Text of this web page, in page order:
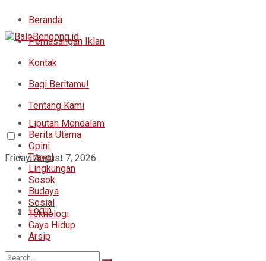
Beranda
Pemasangan Iklan
Kontak
Bagi Beritamu!
Tentang Kami
Friday, August 7, 2026
Login
Liputan Mendalam
Berita Utama
Opini
Travel
Lingkungan
Sosok
Budaya
Sosial
Teknologi
Gaya Hidup
Arsip